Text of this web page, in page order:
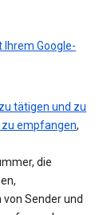
Ihrem Google-
tätigen und zu
zu empfangen,
die
Sender und